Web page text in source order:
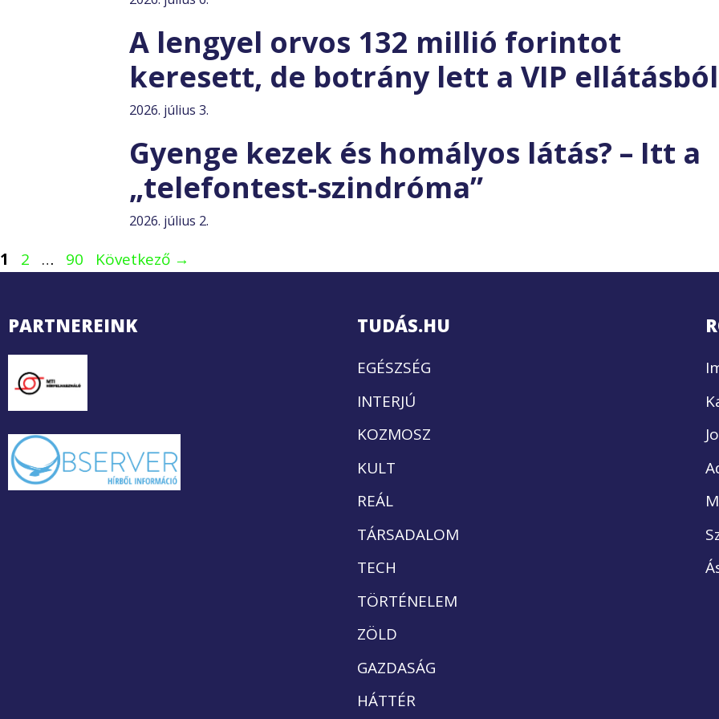
A lengyel orvos 132 millió forintot
keresett, de botrány lett a VIP ellátásból
2026. július 3.
Gyenge kezek és homályos látás? – Itt a
„telefontest-szindróma”
2026. július 2.
Oldal
1 Oldal
2 … Oldal
90 Következő →
PARTNEREINK TUDÁS.HU
EGÉSZSÉG
INTERJÚ
KOZMOSZ
KULT
REÁL
TÁRSADALOM
TECH
TÖRTÉNELEM
ZÖLD
GAZDASÁG
HÁTTÉR